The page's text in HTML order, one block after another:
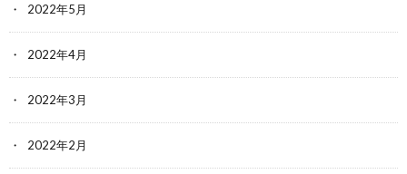
2022年5月
2022年4月
2022年3月
2022年2月